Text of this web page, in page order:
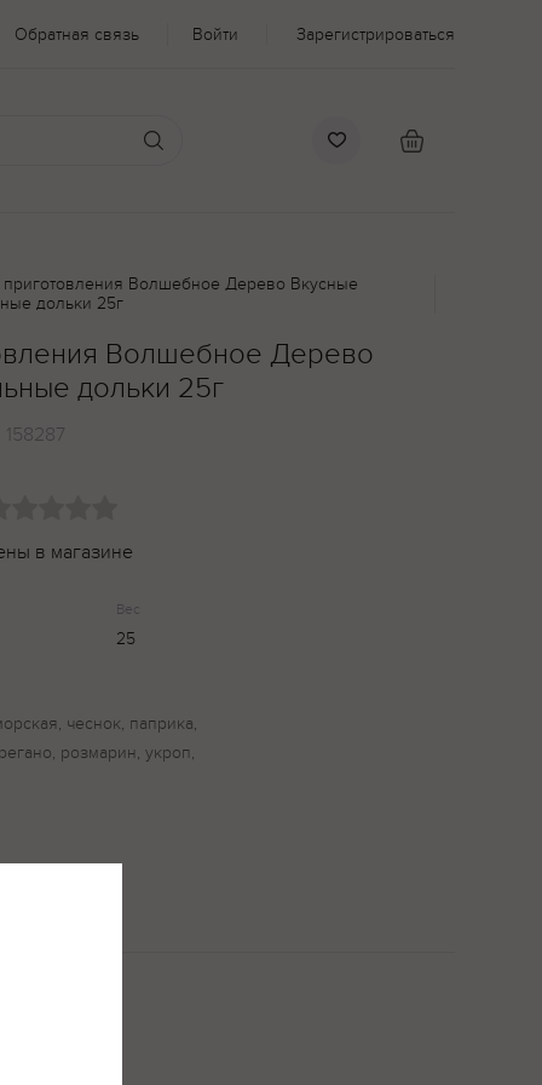
Обратная связь Войти Зарегистрироваться
Волшебное Дерево Вкусные
дольки 25г
Волшебное Дерево
дольки 25г
158287
в магазине
Вес
25
чеснок, паприка,
розмарин, укроп,